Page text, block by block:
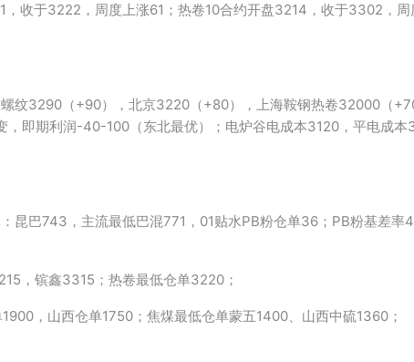
，收于3222，周度上涨61；热卷10合约开盘3214，收于3302，
纹3290（+90），北京3220（+80），上海鞍钢热卷32000（
即期利润-40-100（东北最优）；电炉谷电成本3120，平电成
昆巴743，主流最低巴混771，01贴水PB粉仓单36；PB粉基差
，镔鑫3315；热卷最低仓单3220；
，山西仓单1750；焦煤最低仓单蒙五1400、山西中硫1360；